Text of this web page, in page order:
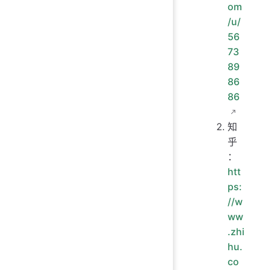
om
/u/
56
73
89
86
86
知
乎
：
htt
ps:
//w
ww
.zhi
hu.
co